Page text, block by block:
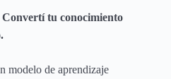
Convertí tu conocimiento
modelo de aprendizaje